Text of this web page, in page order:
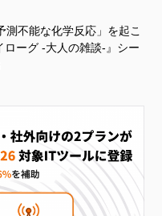
不能な化学反応」を起こ
ーグ -大人の雑談-』シー